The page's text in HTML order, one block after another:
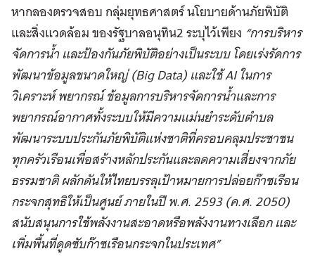
หากลองตรวจสอบ กลุ่มยุทธศาสตร์ นโยบายด้านภัยพิบัติ
และสิ่งแวดล้อม ของรัฐบาลอนุทิน2 ระบุไว้เพียง “การบริหาร
จัดการน้ำ และป้องกันภัยพิบัติอย่างเป็นระบบ โดยเร่งรัดการ
พัฒนาข้อมูลขนาดใหญ่ (Big Data) และใช้ AI ในการ
วิเคราะห์ พยากรณ์ ข้อมูลการบริหารจัดการน้ำและการ
พยากรณ์อากาศทั้งระบบให้มีความแม่นยำระดับตำบล
พัฒนาระบบประกันภัยพิบัติแห่งชาติที่ครอบคลุมประชาชน
ทุกครัวเรือนเพื่อสร้างหลักประกันและลดความเสี่ยงจากภัย
ธรรมชาติ ผลักดันให้ไทยบรรลุเป้าหมายการปล่อยก๊าซเรือน
กระจกสุทธิให้เป็นศูนย์ ภายในปี พ.ศ. 2593 (ค.ศ. 2050)
สนับสนุนการใช้พลังงานสะอาดหรือพลังงานทางเลือก และ
เพิ่มพื้นที่ดูดซับก๊าซเรือนกระจกในประเทศ”